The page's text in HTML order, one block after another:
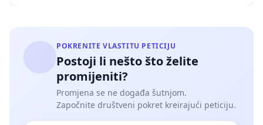
POKRENITE VLASTITU PETICIJU
Postoji li nešto što želite
promijeniti?
Promjena se ne događa šutnjom.
Započnite društveni pokret kreirajući peticiju.